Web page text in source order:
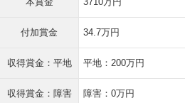
付加賞金 34.7万円
収得賞金：平地 平地：200万円
収得賞金：障害 障害：0万円